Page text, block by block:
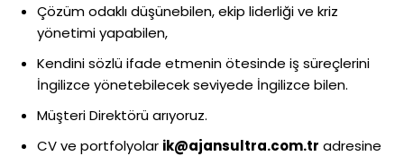
Çözüm odaklı düşünebilen, ekip liderliği ve kriz
yönetimi yapabilen,
Kendini sözlü ifade etmenin ötesinde iş süreçlerini
İngilizce yönetebilecek seviyede İngilizce bilen.
Müşteri Direktörü arıyoruz.
CV ve portfolyolar ik@ajansultra.com.tr adresine